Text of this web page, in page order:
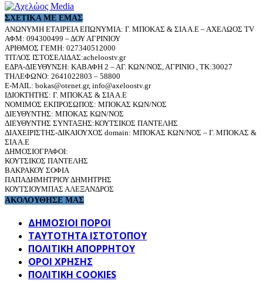
ΣΧΕΤΙΚΆ ΜΕ ΕΜΆΣ
ΑΝΩΝΥΜΗ ΕΤΑΙΡΕΙΑ ΕΠΩΝΥΜΙΑ: Γ. ΜΠΟΚΑΣ & ΣΙΑ Α.Ε – ΑΧΕΛΩΟΣ TV
ΑΦΜ: 094300499 – ΔΟΥ ΑΓΡΙΝΙΟΥ
ΑΡΙΘΜΟΣ ΓΕΜΗ: 027340512000
ΤΙΤΛΟΣ ΙΣΤΟΣΕΛΙΔΑΣ:acheloostv.gr
ΕΔΡΑ-ΔΙΕΥΘΥΝΣΗ: ΚΑΒΑΦΗ 2 – ΑΓ. ΚΩΝ/ΝΟΣ, ΑΓΡΙΝΙΟ , ΤΚ:30027
ΤΗΛΕΦΩΝΟ: 2641022803 – 58800
E-MAIL: bokas@otenet.gr, info@axeloostv.gr
ΙΔΙΟΚΤΗΤΗΣ: Γ. ΜΠΟΚΑΣ & ΣΙΑ Α.Ε
ΝΟΜΙΜΟΣ ΕΚΠΡΟΣΩΠΟΣ: ΜΠΟΚΑΣ ΚΩΝ/ΝΟΣ
ΔΙΕΥΘΥΝΤΗΣ: ΜΠΟΚΑΣ ΚΩΝ/ΝΟΣ
ΔΙΕΥΘΥΝΤΗΣ ΣΥΝΤΑΞΗΣ:ΚΟΥΤΣΙΚΟΣ ΠΑΝΤΕΛΗΣ
ΔΙΑΧΕΙΡΙΣΤΗΣ-ΔΙΚΑΙΟΥΧΟΣ domain: ΜΠΟΚΑΣ ΚΩΝ/ΝΟΣ – Γ. ΜΠΟΚΑΣ &
ΣΙΑ Α.Ε
ΔΗΜΟΣΙΟΓΡΑΦΟΙ:
ΚΟΥΤΣΙΚΟΣ ΠΑΝΤΕΛΗΣ
ΒΑΚΡΑΚΟΥ ΣΟΦΙΑ
ΠΑΠΑΔΗΜΗΤΡΙΟΥ ΔΗΜΗΤΡΗΣ
ΚΟΥΤΣΙΟΥΜΠΑΣ ΑΛΕΞΑΝΔΡΟΣ
ΑΚΟΛΟΥΘΗΣΕ ΜΑΣ
ΔΗΜΟΣΙΟΙ ΠΟΡΟΙ
ΤΑΥΤΌΤΗΤΑ ΙΣΤΌΤΟΠΟΥ
ΠΟΛΙΤΙΚΉ ΑΠΟΡΡΉΤΟΥ
ΌΡΟΙ ΧΡΉΣΗΣ
ΠΟΛΙΤΙΚΗ COOKIES